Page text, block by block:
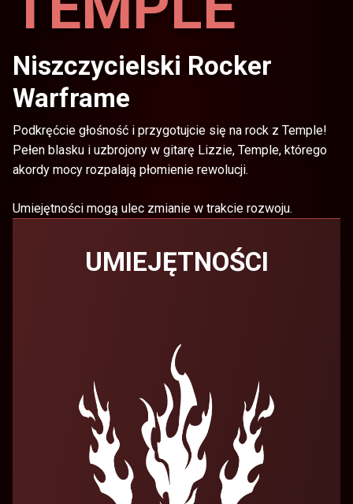
Niszczycielski Rocker
Warframe
Podkręćcie głośność i przygotujcie się na rock z Temple!
Pełen blasku i uzbrojony w gitarę Lizzie, Temple, którego
akordy mocy rozpalają płomienie rewolucji.
Umiejętności mogą ulec zmianie w trakcie rozwoju.
UMIEJĘTNOŚCI